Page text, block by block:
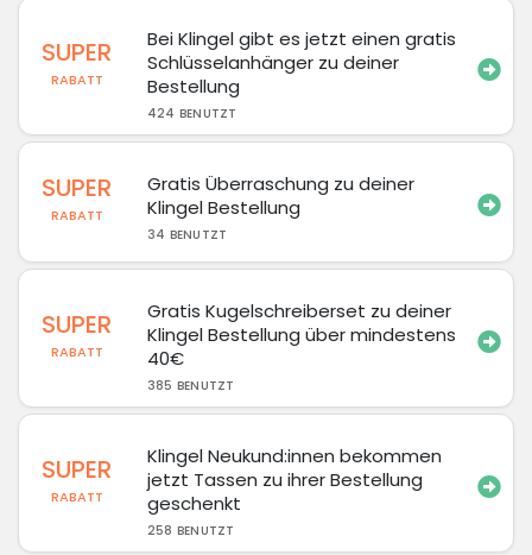
SUPER
RABATT
Bei Klingel gibt es jetzt einen gratis
Schlüsselanhänger zu deiner
Bestellung
424 BENUTZT
SUPER
RABATT
Gratis Überraschung zu deiner
Klingel Bestellung
34 BENUTZT
SUPER
RABATT
Gratis Kugelschreiberset zu deiner
Klingel Bestellung über mindestens
40€
385 BENUTZT
SUPER
RABATT
Klingel Neukund:innen bekommen
jetzt Tassen zu ihrer Bestellung
geschenkt
258 BENUTZT